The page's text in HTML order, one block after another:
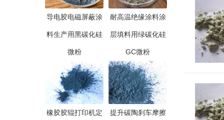
导电胶电磁屏蔽涂
料生产用黑碳化硅
微粉
耐高温绝缘涂料涂
层填料用绿碳化硅
GC微粉
橡胶胶辊打印机定 提升碳陶刹车摩擦